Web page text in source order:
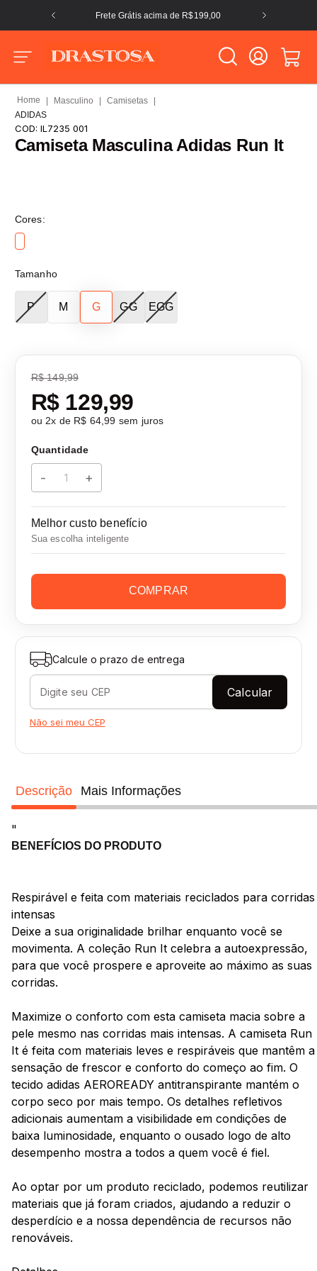
Frete Grátis acima de R$199,00
Masculino
Camisetas
ADIDAS
COD: IL7235 001
Camiseta Masculina Adidas Run It
Cores:
Tamanho
P M G GG EGG
R$ 149,99
R$ 129,99
ou 2x de R$ 64,99 sem juros
Quantidade
- +
Melhor custo benefício
Sua escolha inteligente
COMPRAR
Calcule o prazo de entrega
Calcular
Não sei meu CEP
Descrição Mais Informações
"
BENEFÍCIOS DO PRODUTO
Respirável e feita com materiais reciclados para corridas
intensas
Deixe a sua originalidade brilhar enquanto você se
movimenta. A coleção Run It celebra a autoexpressão,
para que você prospere e aproveite ao máximo as suas
corridas.
Maximize o conforto com esta camiseta macia sobre a
pele mesmo nas corridas mais intensas. A camiseta Run
It é feita com materiais leves e respiráveis que mantêm a
sensação de frescor e conforto do começo ao fim. O
tecido adidas AEROREADY antitranspirante mantém o
corpo seco por mais tempo. Os detalhes refletivos
adicionais aumentam a visibilidade em condições de
baixa luminosidade, enquanto o ousado logo de alto
desempenho mostra a todos a quem você é fiel.
Ao optar por um produto reciclado, podemos reutilizar
materiais que já foram criados, ajudando a reduzir o
desperdício e a nossa dependência de recursos não
renováveis.